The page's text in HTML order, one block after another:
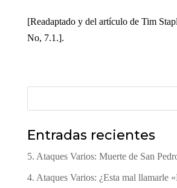
[Readaptado y del artículo de Tim
No, 7.1.].
Entradas recientes
5. Ataques Varios: Muerte de San
4. Ataques Varios: ¿Esta mal llamarle